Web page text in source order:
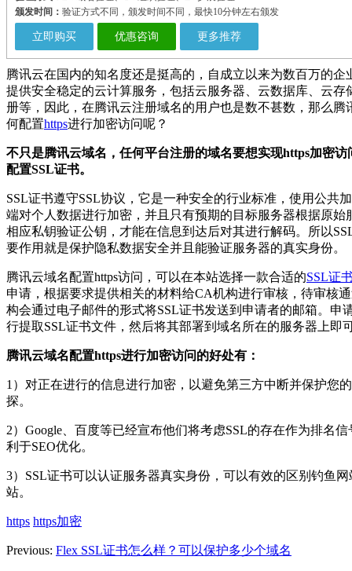
颁发时间： 验证方式不同，颁发时间不同，最快10分钟左右颁发
立即购买 优惠咨询 更多推荐
腾讯云在国内的知名度还是挺高的，自成立以来为数百万的企
提供安全稳定的云计算服务，包括云服务器、云数据库、云存
册等，因此，在腾讯云注册域名的用户也是数不甚数，那么腾
何配置https进行加密访问呢？
不只是腾讯云域名，任何平台注册的域名要想实现https加密访
配置SSL证书。
SSL证书遵守SSL协议，它是一种安全的行业标准，使用公共
端对个人数据进行加密，并且只有预期的目标服务器根据原始
相应私钥验证公钥，才能在信息到达后对其进行解码。所以
要作用就是保护隐私数据安全并且能验证服务器的真实身份。
腾讯云域名配置https访问，可以在本站选择一款合适的SSL证
申请，根据要求提供相关的材料给CA机构进行审核，待审核
构会通过电子邮件的形式将SSL证书发送到申请者的邮箱。申
行提取SSL证书文件，然后将其部署到域名所在的服务器上即
腾讯云域名配置https进行加密访问的好处有：
1）对正在进行的信息进行加密，以避免第三方中断并保护您
探。
2）Google、百度等已经宣布他们将考虑SSL的存在作为排名
利于SEO优化。
3）SSL证书可以认证服务器真实身份，可以有效的区别钓鱼
站。
https https加密
Previous: Flex SSL证书怎么样？可以保护多少个域名